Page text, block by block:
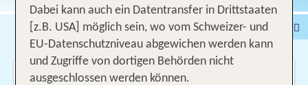
Pauschalferien
Hotel
Städtereisen
% DEALS
Ferienhaus
Kreuzfahrten
Fahrzeuge Ausflüge
Wo soll es hin gehen?
Dabei kann auch ein Datentransfer in Drittstaaten
[z.B. USA] möglich sein, wo vom Schweizer- und
EU-Datenschutzniveau abgewichen werden kann
und Zugriffe von dortigen Behörden nicht
ausgeschlossen werden können.